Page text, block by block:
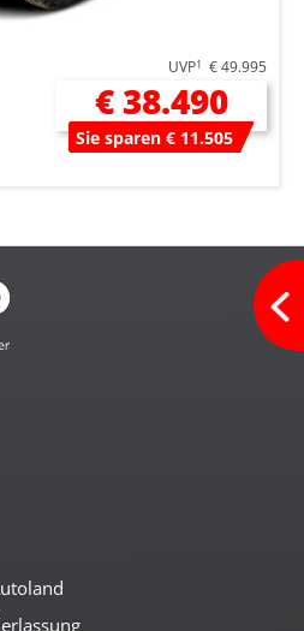
UVP1 € 49.995
€ 38.490
Sie sparen € 11.505